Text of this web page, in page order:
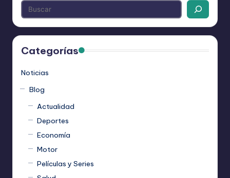
Categorías
Noticias
Blog
Actualidad
Deportes
Economía
Motor
Películas y Series